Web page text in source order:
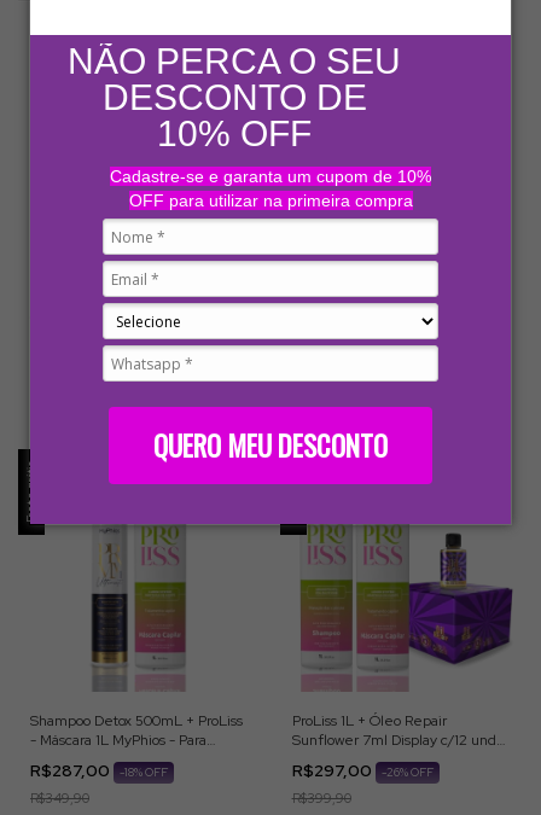
NÃO PERCA O SEU
DESCONTO DE
10% OFF
Cadastre-se e garanta um cupom de 10%
OFF para utilizar na primeira compra
QUERO MEU DESCONTO
ProLiss shampoo e máscara 1L +
Selante MyLisse 300ml MyPhios
- Para Aplicação Profissional
R$299,90 -14% OFF
comPix
sem juros
ProLiss - shampoo e máscara
300mL MyPhios Professional -
Para Aplicação Profissional
R$129,90 -13% OFF
10xdeR$12,99sem juros
Frete grátis
Shampoo Detox 500mL + ProLiss
- Máscara 1L MyPhios - Para
Aplicação Profissional
R$287,00 -18% OFF
R$349,90
Frete grátis
ProLiss 1L + Óleo Repair
Sunflower 7ml Display c/12 und
R$297,00 -26% OFF
R$399,90